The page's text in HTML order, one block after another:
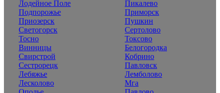
Лодейное Поле
Пикалево
Подпорожье
Приморск
Приозерск
Пушкин
Светогорск
Сертолово
Тосно
Токсово
Винницы
Белогородка
Свирстрой
Кобрино
Сестрорецк
Павловск
Лебяжье
Лемболово
Лесколово
Мга